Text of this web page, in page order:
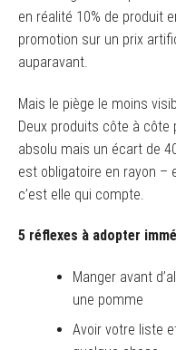
en réalité 10% de produit
promotion sur un prix
auparavant.
Mais le piège le moins
Deux produits côte à côte
absolu mais un écart de
est obligatoire en rayon –
c’est elle qui compte.
5 réflexes à adopter
Manger avant
une pomme
Avoir votre liste